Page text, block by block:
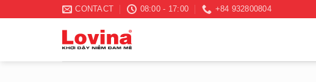
CONTACT 08:00 - 17:00 +84 932800804